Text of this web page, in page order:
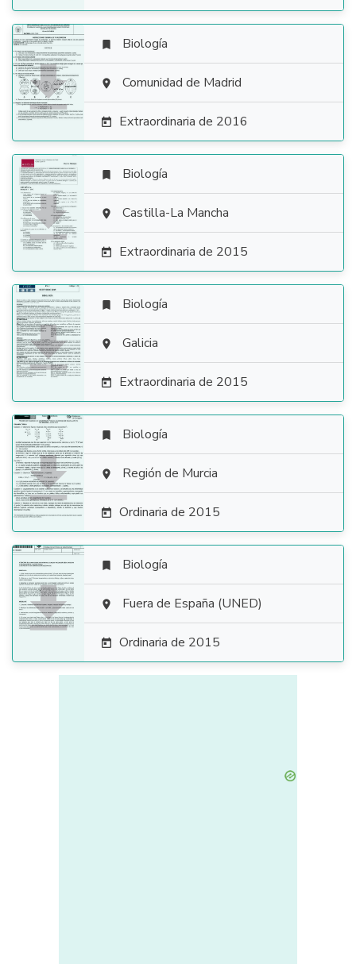

 Biología
 Comunidad de Madrid
 Extraordinaria de 2016

 Biología
 Castilla-La Mancha
 Extraordinaria de 2015

 Biología
 Galicia
 Extraordinaria de 2015

 Biología
 Región de Murcia
 Ordinaria de 2015

 Biología
 Fuera de España (UNED)
 Ordinaria de 2015